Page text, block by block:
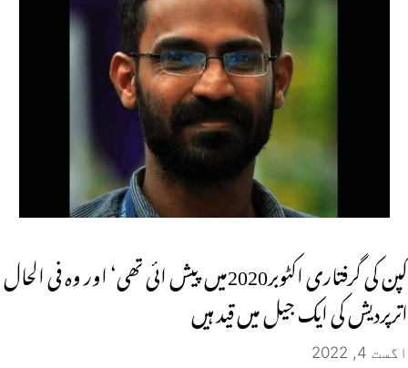
کپن کی گرفتاری اکٹوبر2020میں پیش ائی تھی‘ اور وہ فی الحال
اترپردیش کی ایک جیل میں قید ہیں
اگست 4, 2022